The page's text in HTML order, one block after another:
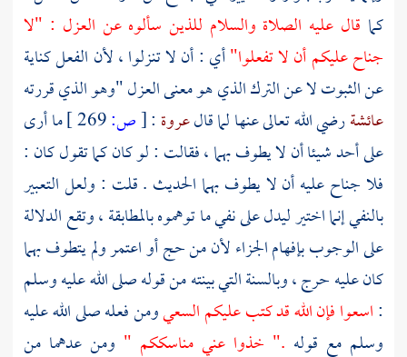
كما قال عليه الصلاة والسلام للذين سألوه عن العزل : "لا
جناح عليكم أن لا تفعلوا"أي : أن لا تنزلوا ، لأن الفعل كناية
عن الثبوت لا عن الترك الذي هو معنى العزل "وهو الذي قررته
عائشةرضي الله تعالى عنها لما قالعروة :
[ص:
ما أرى
على أحد شيئا أن لا يطوف بهما ، فقالت : لو كان كما تقول كان :
فلا جناح عليه أن لا يطوف بهما الحديث . قلت : ولعل التعبير
بالنفي إنما اختير ليدل على نفي ما توهموه بالمطابقة ، وتقع الدلالة
على الوجوب بإفهام الجزاء لأن من حج أو اعتمر ولم يتطوف بهما
كان عليه حرج ، وبالسنة التي بينته من قوله صلى الله عليه وسلم
:اسعوا فإن الله قد كتب عليكم السعيومن فعله صلى الله عليه
وسلم مع قوله ." خذوا عني مناسككم " ومن عدهما من